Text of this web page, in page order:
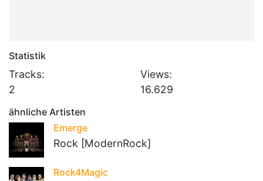
Statistik
Tracks:
2
Views:
16.629
ähnliche Artisten
Emerge
Rock [ModernRock]
Rock4Magic